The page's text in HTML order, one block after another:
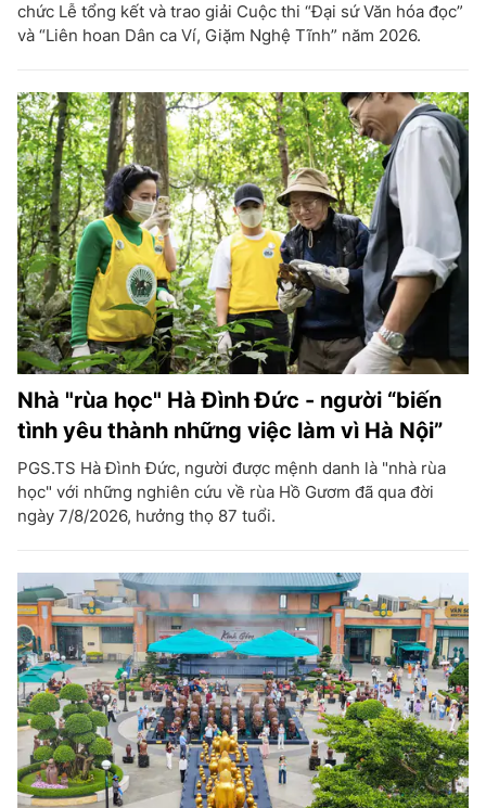
chức Lễ tổng kết và trao giải Cuộc thi “Đại sứ Văn hóa đọc”
và “Liên hoan Dân ca Ví, Giặm Nghệ Tĩnh” năm 2026.
Nhà "rùa học" Hà Đình Đức - người “biến
tình yêu thành những việc làm vì Hà Nội”
PGS.TS Hà Đình Đức, người được mệnh danh là "nhà rùa
học" với những nghiên cứu về rùa Hồ Gươm đã qua đời
ngày 7/8/2026, hưởng thọ 87 tuổi.